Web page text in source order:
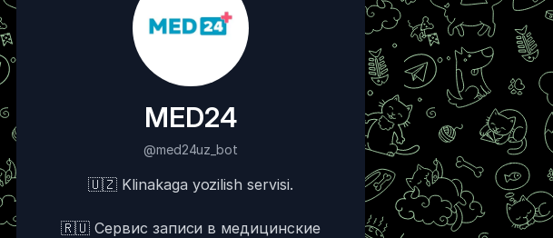
MED24
@med24uz_bot
🇺🇿 Klinakaga yozilish servisi.
🇷🇺 Сервис записи в медицинские